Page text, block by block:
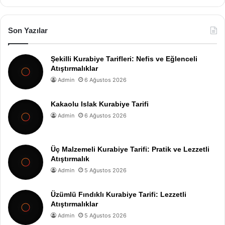
Son Yazılar
Şekilli Kurabiye Tarifleri: Nefis ve Eğlenceli
Atıştırmalıklar
Admin 6 Ağustos 2026
Kakaolu Islak Kurabiye Tarifi
Admin 6 Ağustos 2026
Üç Malzemeli Kurabiye Tarifi: Pratik ve Lezzetli
Atıştırmalık
Admin 5 Ağustos 2026
Üzümlü Fındıklı Kurabiye Tarifi: Lezzetli
Atıştırmalıklar
Admin 5 Ağustos 2026